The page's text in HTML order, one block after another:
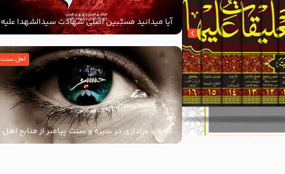
آیا میدانید مسبّبین اصلی شهادت سیدالشهدا علیه
‌السلام کیانند؟
گریه و عزاداری در سیره و سنت پیامبر از منابع اهل
سنت
اهل سنت